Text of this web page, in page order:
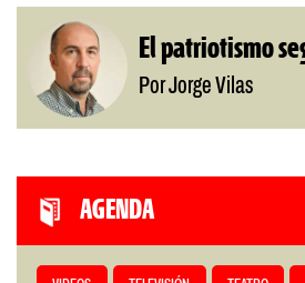
El patriotismo
Por Jorge Vilas
AGENDA